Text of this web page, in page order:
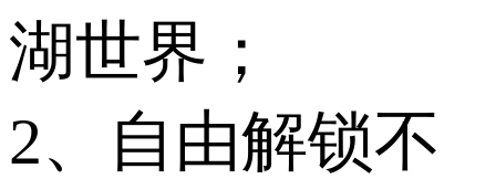
湖世界；
2、自由解锁不